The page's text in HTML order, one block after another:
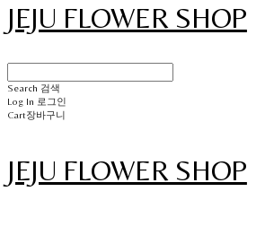
JEJU FLOWER SHOP
Search 검색
Log In 로그인
Cart장바구니
JEJU FLOWER SHOP